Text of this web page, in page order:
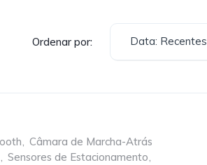
Ordenar por: Data: Recentes
, Câmara de Marcha-Atrás
, Sensores de Estacionamento,